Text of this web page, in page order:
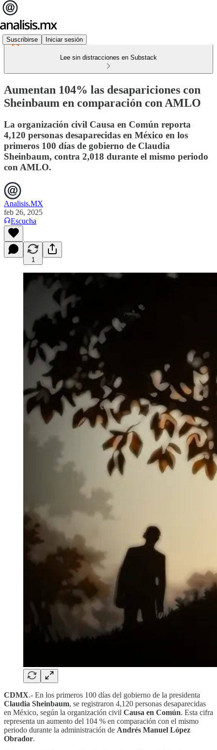
Suscribirse Iniciar sesión
Lee sin distracciones en Substack
Aumentan 104% las desapariciones con
Sheinbaum en comparación con AMLO
La organización civil Causa en Común reporta
4,120 personas desaparecidas en México en los
primeros 100 días de gobierno de Claudia
Sheinbaum, contra 2,018 durante el mismo periodo
con AMLO.
Analisis.MX
feb 26, 2025
Escucha
1
CDMX.- En los primeros 100 días del gobierno de la presidenta
Claudia Sheinbaum, se registraron 4,120 personas desaparecidas
en México, según la organización civil Causa en Común. Esta cifra
representa un aumento del 104 % en comparación con el mismo
periodo durante la administración de Andrés Manuel López
Obrador.